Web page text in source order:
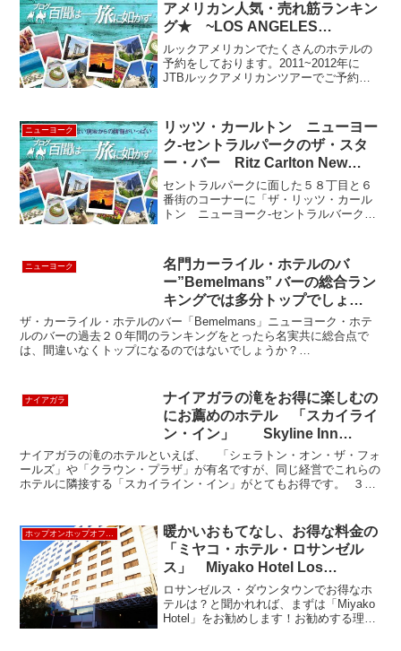
アメリカン人気・売れ筋ランキン
グ★ ~LOS ANGELES
HOTELS~
ルックアメリカンでたくさんのホテルの
予約をしております。2011~2012年に
JTBルックアメリカンツアーでご予約の
テルに泊まろうかな」 っと迷ってる
方、こちらが人気の...
ニューヨーク
リッツ・カールトン ニューヨー
ク-セントラルパークのザ・スタ
ー・バー Ritz Carlton New
York-Central Park
セントラルパークに面した５８丁目と６
番街のコーナーに「ザ・リッツ・カール
トン ニューヨーク‐セントラルバーク」
Regarding Henry）で登場したホテルでも
あります...
ニューヨーク
名門カーライル・ホテルのバ
ー”Bemelmans” バーの総合ラン
キングでは多分トップでしょ
う！ The Carlyle Hotel
ザ・カーライル・ホテルのバー「Bemelmans」ニューヨーク・ホテ
ルのバーの過去２０年間のランキングをとったら名実共に総合点で
は、間違いなくトップになるのではないでしょうか？
ナイアガラ
ナイアガラの滝をお得に楽しむの
にお薦めのホテル 「スカイライ
ン・イン」 Skyline Inn
Niagara Falls
ナイアガラの滝のホテルといえば、 「シェラトン・オン・ザ・フォ
ールズ」や「クラウン・プラザ」が有名ですが、同じ経営でこれらの
ホテルに隣接する「スカイライン・イン」がとてもお得です。 ３階
ホップオンホップオフLA
暖かいおもてなし、お得な料金の
「ミヤコ・ホテル・ロサンゼル
ス」 Miyako Hotel Los
Angeles《ホップオンホップオフ
観光バス＝38番停留所》
ロサンゼルス・ダウンタウンでお得なホ
テルは？と聞かれれば、まずは「Miyako
Hotel」をお勧めします！お勧めする理由